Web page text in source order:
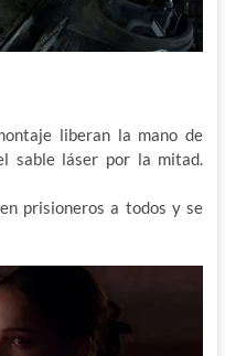
liberan la mano de
sable láser por la mitad.
prisioneros a todos y se